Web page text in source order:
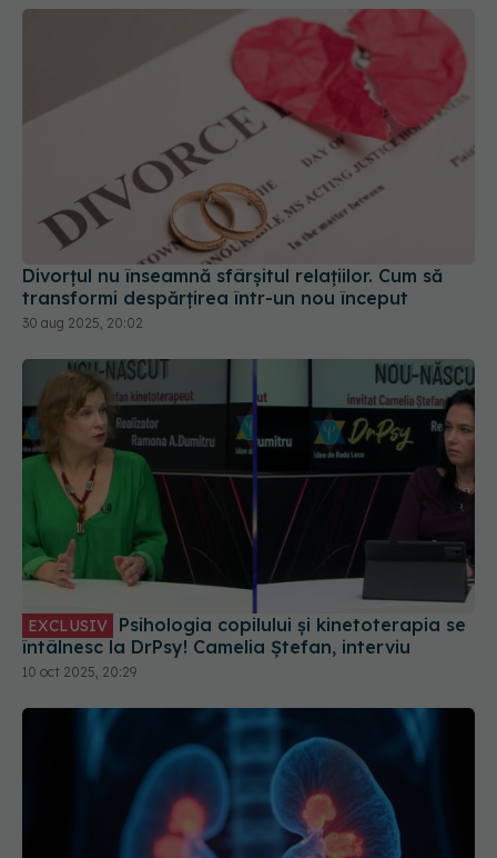
Divorțul nu înseamnă sfârșitul relațiilor. Cum să
transformi despărțirea într-un nou început
30 aug 2025, 20:02
EXCLUSIV
Psihologia copilului și kinetoterapia se
întâlnesc la DrPsy! Camelia Ștefan, interviu
10 oct 2025, 20:29